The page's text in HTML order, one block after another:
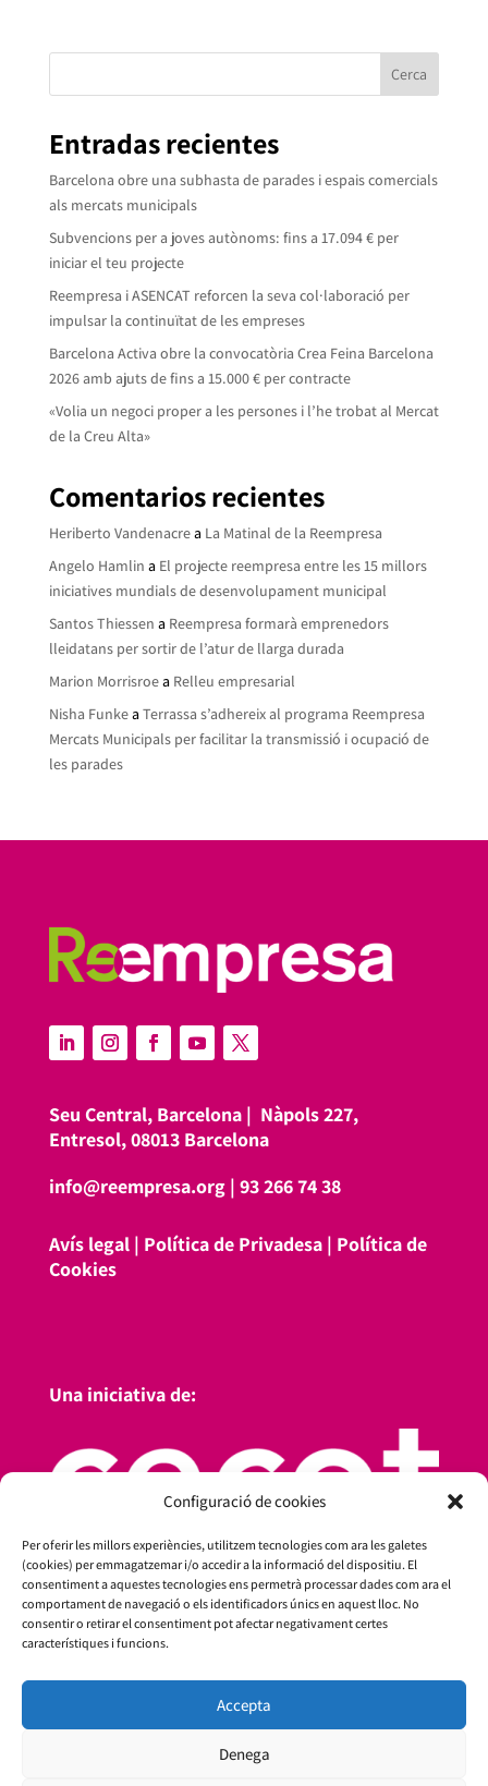
Configuració de cookies
Per oferir les millors experiències, utilitzem tecnologies com ara les galetes
(cookies) per emmagatzemar i/o accedir a la informació del dispositiu. El
consentiment a aquestes tecnologies ens permetrà processar dades com ara el
comportament de navegació o els identificadors únics en aquest lloc. No
consentir o retirar el consentiment pot afectar negativament certes
característiques i funcions.
Accepta
Denega
Cerca
Entradas recientes
Barcelona obre una subhasta de parades i espais comercials
als mercats municipals
Subvencions per a joves autònoms: fins a 17.094 € per
iniciar el teu projecte
Reempresa i ASENCAT reforcen la seva col·laboració per
impulsar la continuïtat de les empreses
Barcelona Activa obre la convocatòria Crea Feina Barcelona
2026 amb ajuts de fins a 15.000 € per contracte
«Volia un negoci proper a les persones i l’he trobat al Mercat
de la Creu Alta»
Comentarios recientes
Heriberto Vandenacrea La Matinal de la Reempresa
Angelo Hamlin a El projecte reempresa entre les 15 millors
iniciatives mundials de desenvolupament municipal
Santos Thiessen a Reempresa formarà emprenedors
lleidatans per sortir de l’atur de llarga durada
Marion Morrisroea Relleu empresarial
Nisha FunkeaTerrassa s’adhereix al programa Reempresa
Mercats Municipals per facilitar la transmissió i ocupació de
les parades
Seu Central, Barcelona | Nàpols 227,
Entresol, 08013 Barcelona
info@reempresa.org| 93 266 74 38
Avís legal| Política de Privadesa| Política de
Cookies
Una iniciativa de: